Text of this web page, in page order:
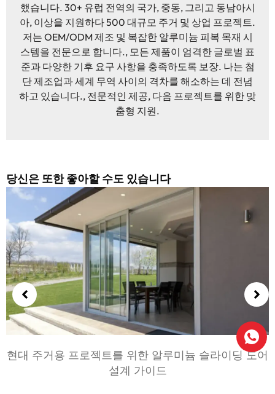
했습니다. 30+ 유럽 ​​전역의 국가, 중동, 그리고 동남아시
아, 이상을 지원하다 500 대규모 주거 및 상업 프로젝트.
저는 OEM/ODM 제조 및 복잡한 알루미늄 피복 목재 시
스템을 전문으로 합니다., 모든 제품이 엄격한 글로벌 표
준과 다양한 기후 요구 사항을 충족하도록 보장. 나는 첨
단 제조업과 세계 무역 사이의 격차를 해소하는 데 전념
하고 있습니다., 전문적인 제공, 다음 프로젝트를 위한 맞
춤형 지원.
당신은 또한 좋아할 수도 있습니다
대 주거용 프로젝트를 위한 알루미늄 슬라이딩 도어
설계 가이드